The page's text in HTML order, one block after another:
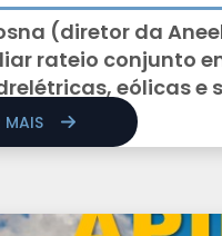
(diretor da
rateio conjunto
eólicas e
MAIS